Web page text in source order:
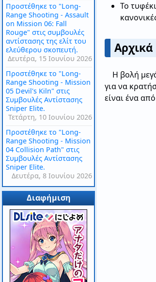
Το
Αρχικά
Η βολή
για να
είναι ένα
Προστέθηκε το "Long-
Range Shooting - Assault
on Mission 06: Fall
Rouge" στις συμβουλές
αντίστασης της ελίτ του
ελεύθερου σκοπευτή.
Δευτέρα, 15 Ιουνίου 2026
Προστέθηκε το "Long-
Range Shooting - Mission
05 Devil's Kiln" στις
Συμβουλές Αντίστασης
Sniper Elite.
Τετάρτη, 10 Ιουνίου 2026
Προστέθηκε το "Long-
Range Shooting - Mission
04 Collision Path" στις
Συμβουλές Αντίστασης
Sniper Elite.
Δευτέρα, 8 Ιουνίου 2026
Διαφήμιση